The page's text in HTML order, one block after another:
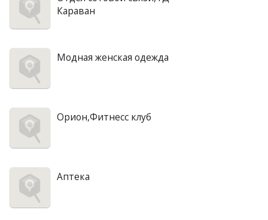
Караван
Модная женская одежда
Орион,Фитнесс клуб
Аптека